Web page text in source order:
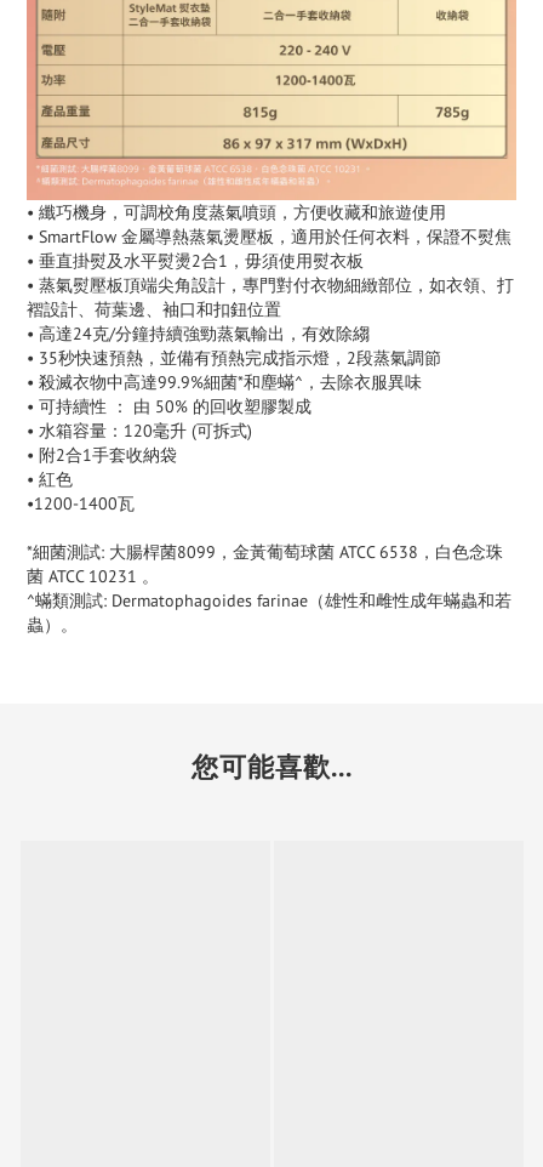
• 纖巧機身，可調校角度蒸氣噴頭，方便收藏和旅遊使用
• SmartFlow 金屬導熱蒸氣燙壓板，適用於任何衣料，保證不熨焦
• 垂直掛熨及水平熨燙2合1，毋須使用熨衣板
• 蒸氣熨壓板頂端尖角設計，專門對付衣物細緻部位，如衣領、打
褶設計、荷葉邊、袖口和扣鈕位置
• 高達24克/分鐘持續強勁蒸氣輸出，有效除縐
• 35秒快速預熱，並備有預熱完成指示燈，2段蒸氣調節
• 殺滅衣物中高達99.9%細菌*和塵蟎^，去除衣服異味
• 可持續性 ： 由 50% 的回收塑膠製成
• 水箱容量：120毫升 (可拆式)
• 附2合1手套收納袋
• 紅色
•1200-1400瓦
*細菌測試: 大腸桿菌8099，金黃葡萄球菌 ATCC 6538，白色念珠
菌 ATCC 10231 。
^蟎類測試: Dermatophagoides farinae（雄性和雌性成年蟎蟲和若
蟲）。
您可能喜歡...